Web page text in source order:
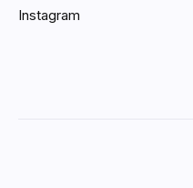
Instagram